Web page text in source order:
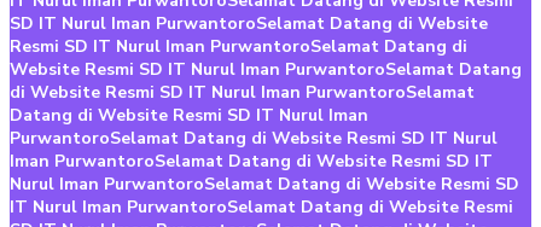
SD IT Nurul Iman PurwantoroSelamat Datang di Website
Resmi SD IT Nurul Iman PurwantoroSelamat Datang di
Website Resmi SD IT Nurul Iman PurwantoroSelamat Datang
di Website Resmi SD IT Nurul Iman PurwantoroSelamat
Datang di Website Resmi SD IT Nurul Iman
PurwantoroSelamat Datang di Website Resmi SD IT Nurul
Iman PurwantoroSelamat Datang di Website Resmi SD IT
Nurul Iman PurwantoroSelamat Datang di Website Resmi SD
IT Nurul Iman PurwantoroSelamat Datang di Website Resmi